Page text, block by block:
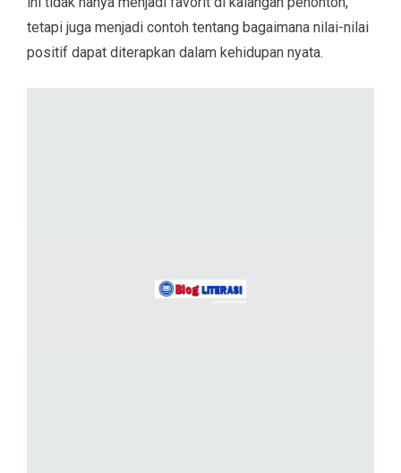
tetapi juga menjadi contoh tentang bagaimana nilai-nilai
positif dapat diterapkan dalam kehidupan nyata.